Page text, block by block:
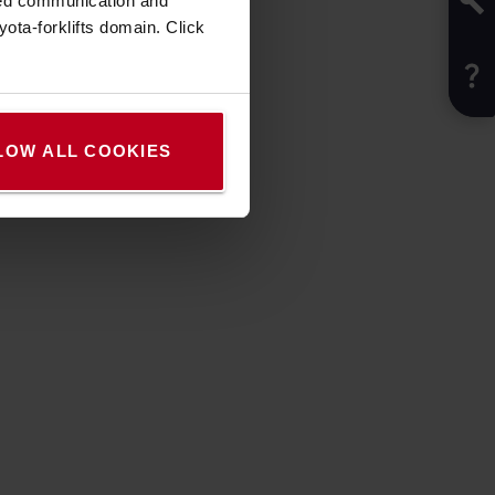
forklifts domain. Click
ALL COOKIES